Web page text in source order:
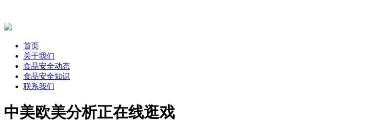
首页
关于我们
食品安全动态
食品安全知识
联系我们
中美欧美分析正在线逛戏